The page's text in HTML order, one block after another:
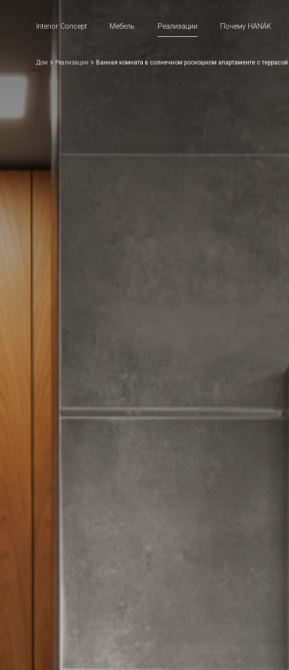
Interior Concept Мебель Реализации Почему HANÁK
Дом Реализации Ванная комната в солнечном роскошном апартаменте с террасой